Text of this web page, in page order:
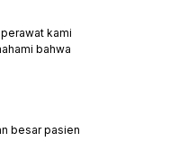
kami
bahwa
besar pasien